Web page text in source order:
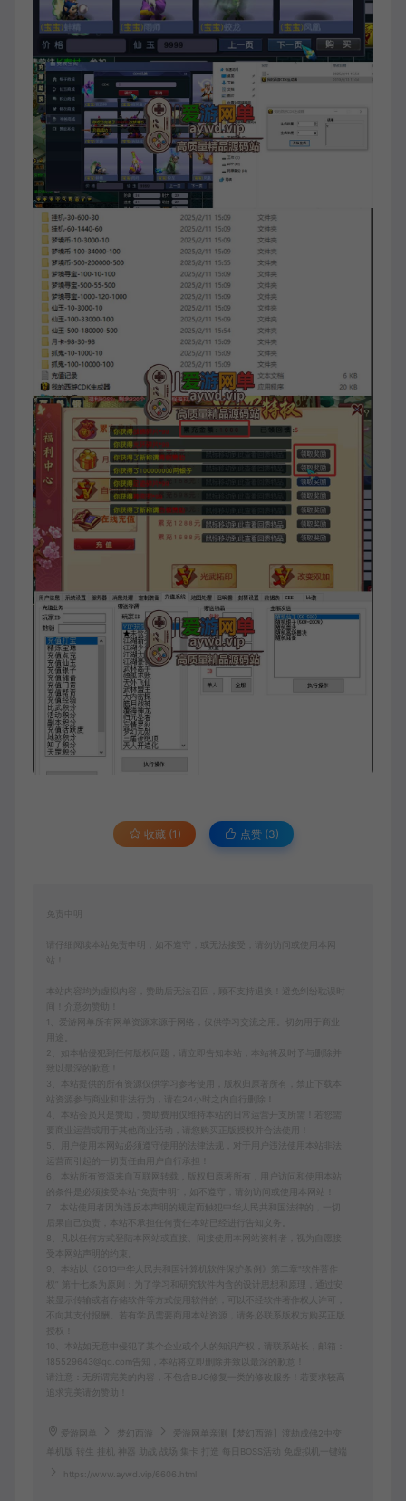
收藏 (1) 点赞 (3)
免责申明
请仔细阅读本站免责申明，如不遵守，或无法接受，请勿访问或使用本网
本站内容均为虚拟内容，赞助后无法召回，顾不支持退换！避免纠纷耽误时
间！介意勿赞助！
1、爱游网单所有网单资源来源于网络，仅供学习交流之用。切勿用于商业
2、如本帖侵犯到任何版权问题，请立即告知本站，本站将及时予与删除并
致以最深的歉意！
3、本站提供的所有资源仅供学习参考使用，版权归原著所有，禁止下载本
站资源参与商业和非法行为，请在24小时之内自行删除！
4、本站会员只是赞助，赞助费用仅维持本站的日常运营开支所需！若您需
要商业运营或用于其他商业活动，请您购买正版授权并合法使用！
5、用户使用本网站必须遵守使用的法律法规，对于用户违法使用本站非法
6、本站所有资源来自互联网转载，版权归原著所有，用户访问和使用本站
的条件是必须接受本站“免责申明”，如不遵守，请勿访问或使用本网站！
7、本站使用者因为违反本声明的规定而触犯中华人民共和国法律的，一切
后果自己负责，本站不承担任何责任本站已经进行告知义务。
8、凡以任何方式登陆本网站或直接、间接使用本网站资料者，视为自愿接
受本网站声明的约束。
9、本站以《2013中华人民共和国计算机软件保护条例》第二章"软件菩作
权” 第十七条为原则：为了学习和研究软件内含的设计思想和原理，通过安
装显示传输或者存储软件等方式使用软件的，可以不经软件著作权人许可，
不向其支付报酬。若有学员需要商用本站资源，请务必联系版权方购买正版
10、本站如无意中侵犯了某个企业或个人的知识产权，请联系站长，邮箱：
185529643@qq.com告知，本站将立即删除并致以最深的歉意！
请注意：无所谓完美的内容，不包含BUG修复一类的修改服务！若要求较高
追求完美请勿赞助！
爱游网单 梦幻西游
爱游网单亲测【梦幻西游】渡劫成佛2中变
单机版 转生 挂机 神器 助战 战场 集卡 打造 每日BOSS活动 免虚拟机一键端
https://www.aywd.vip/6606.html